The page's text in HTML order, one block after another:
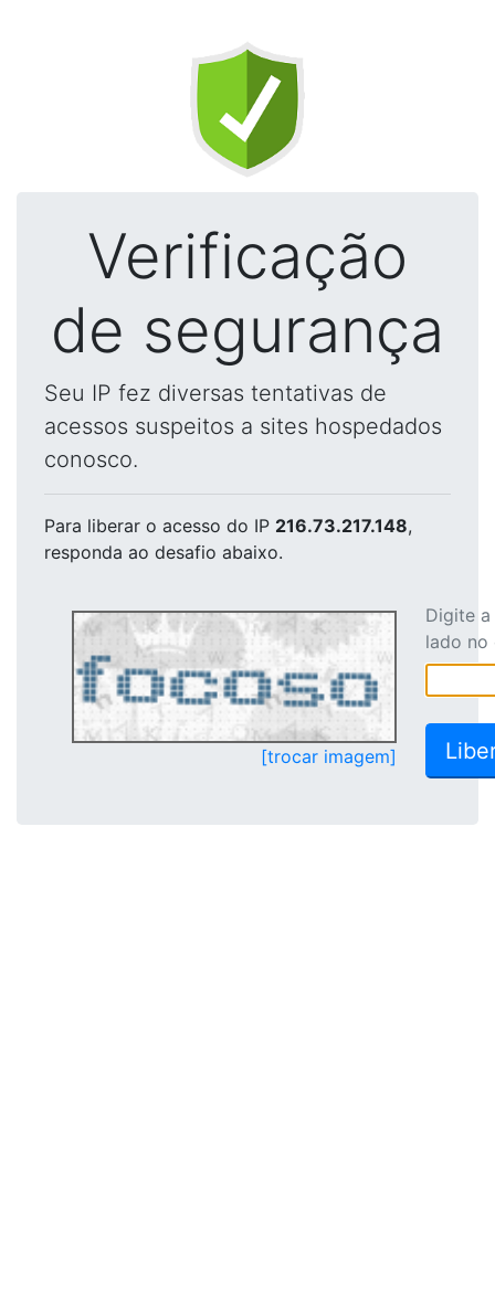
Verificação
de segurança
Seu IP fez diversas tentativas de
acessos suspeitos a sites hospedados
conosco.
Para liberar o acesso do IP 216.73.217.148,
responda ao desafio abaixo.
[trocar imagem]
Digite
lado no